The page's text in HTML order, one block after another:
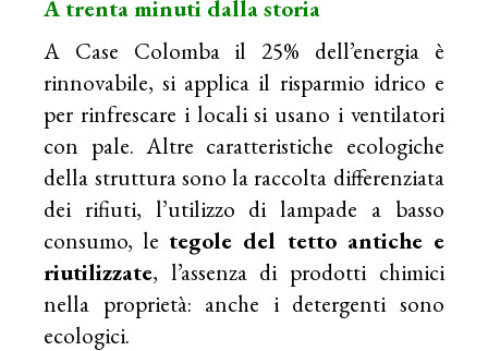
A trenta minuti dalla storia
A Case Colomba il 25% dell’energia è
rinnovabile, si applica il risparmio idrico e
per rinfrescare i locali si usano i ventilatori
con pale. Altre caratteristiche ecologiche
della struttura sono la raccolta differenziata
dei rifiuti, l’utilizzo di lampade a basso
consumo, letegole del tetto antiche e
riutilizzate, l’assenza di prodotti chimici
nella proprietà: anche i detergenti sono
ecologici.